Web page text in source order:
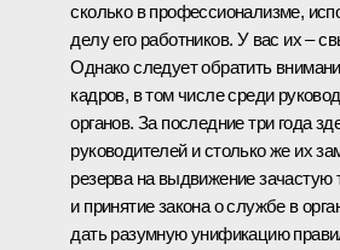
сколько в профессионализме,
делу его работников. У вас их –
Однако следует обратить
кадров, в том числе среди
органов. За последние три года
руководителей и столько же их
резерва на выдвижение
и принятие закона о службе в
дать разумную унификацию